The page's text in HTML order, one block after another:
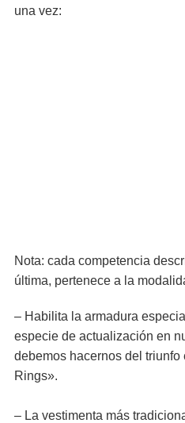
una vez:
Nota: cada competencia
última, pertenece a la
– Habilita la armadura
especie de actualización en
debemos hacernos del
Rings».
– La vestimenta más